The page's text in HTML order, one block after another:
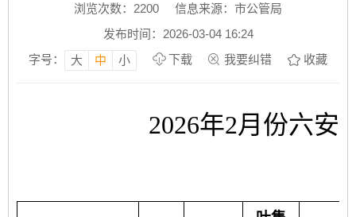
浏览次数： 2200
信息来源：市公管局
发布时间：2026-03-04 16:24
字号：
大 中 小 下载 我要纠错 收藏
2026年2月份六安